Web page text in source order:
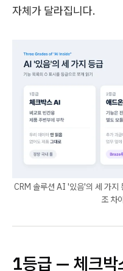
자체가 달라집니다.
CRM 솔루션 AI '있음'의 세 가지
조 차
1등급 — 체크